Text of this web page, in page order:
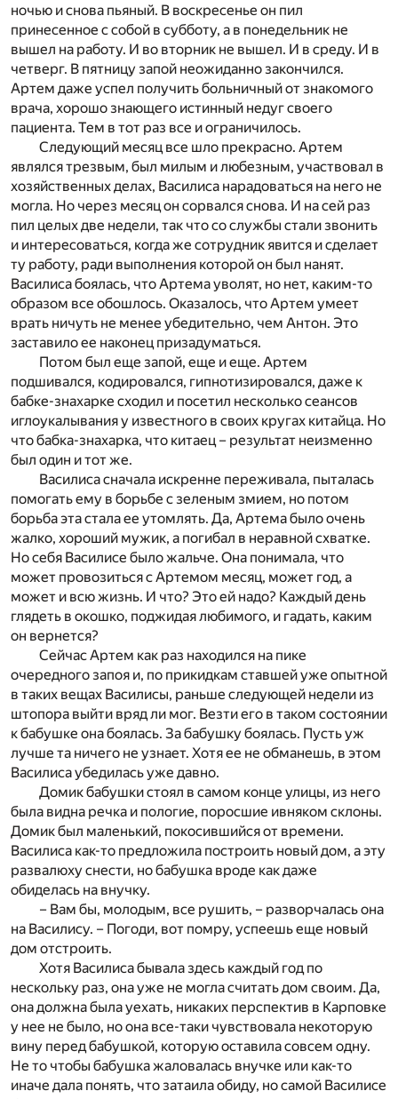
ночью и снова пьяный. В воскресенье он пил
принесенное с собой в субботу, а в понедельник не
вышел на работу. И во вторник не вышел. И в среду. И в
четверг. В пятницу запой неожиданно закончился.
Артем даже успел получить больничный от знакомого
врача, хорошо знающего истинный недуг своего
пациента. Тем в тот раз все и ограничилось.
Следующий месяц все шло прекрасно. Артем
являлся трезвым, был милым и любезным, участвовал в
хозяйственных делах, Василиса нарадоваться на него не
могла. Но через месяц он сорвался снова. И на сей раз
пил целых две недели, так что со службы стали звонить
и интересоваться, когда же сотрудник явится и сделает
ту работу, ради выполнения которой он был нанят.
Василиса боялась, что Артема уволят, но нет, каким-то
образом все обошлось. Оказалось, что Артем умеет
врать ничуть не менее убедительно, чем Антон. Это
заставило ее наконец призадуматься.
Потом был еще запой, еще и еще. Артем
подшивался, кодировался, гипнотизировался, даже к
бабке-знахарке сходил и посетил несколько сеансов
иглоукалывания у известного в своих кругах китайца. Но
что бабка-знахарка, что китаец – результат неизменно
был один и тот же.
Василиса сначала искренне переживала, пыталась
помогать ему в борьбе с зеленым змием, но потом
борьба эта стала ее утомлять. Да, Артема было очень
жалко, хороший мужик, а погибал в неравной схватке.
Но себя Василисе было жальче. Она понимала, что
может провозиться с Артемом месяц, может год, а
может и всю жизнь. И что? Это ей надо? Каждый день
глядеть в окошко, поджидая любимого, и гадать, каким
он вернется?
Сейчас Артем как раз находился на пике
очередного запоя и, по прикидкам ставшей уже опытной
в таких вещах Василисы, раньше следующей недели из
штопора выйти вряд ли мог. Везти его в таком состоянии
к бабушке она боялась. За бабушку боялась. Пусть уж
лучше та ничего не узнает. Хотя ее не обманешь, в этом
Василиса убедилась уже давно.
Домик бабушки стоял в самом конце улицы, из него
была видна речка и пологие, поросшие ивняком склоны.
Домик был маленький, покосившийся от времени.
Василиса как-то предложила построить новый дом, а эту
развалюху снести, но бабушка вроде как даже
обиделась на внучку.
– Вам бы, молодым, все рушить, – разворчалась она
на Василису. – Погоди, вот помру, успеешь еще новый
дом отстроить.
Хотя Василиса бывала здесь каждый год по
нескольку раз, она уже не могла считать дом своим. Да,
она должна была уехать, никаких перспектив в Карповке
у нее не было, но она все-таки чувствовала некоторую
вину перед бабушкой, которую оставила совсем одну.
Не то чтобы бабушка жаловалась внучке или как-то
иначе дала понять, что затаила обиду, но самой Василисе